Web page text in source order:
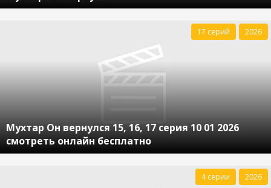
Мухтар Он вернулся 15, 16, 17 серия 10 01 2026
смотреть онлайн бесплатно
17 серий 2026
4 серии 2026